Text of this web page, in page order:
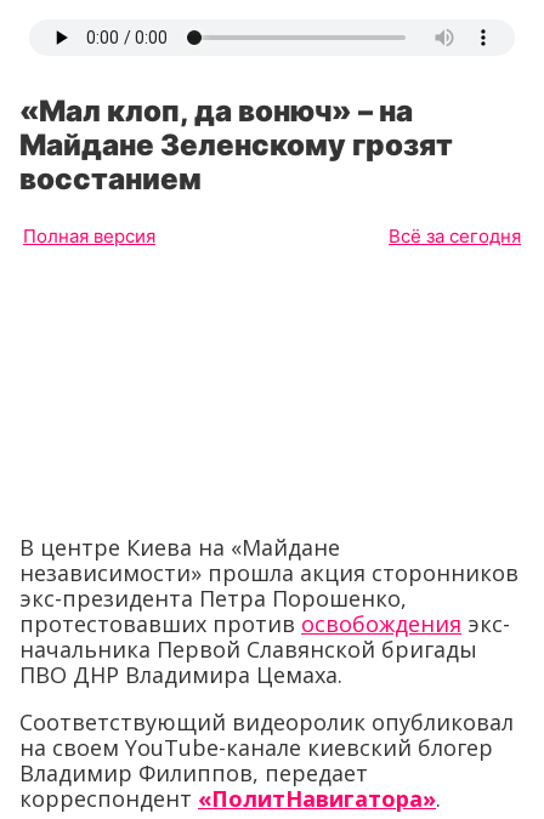
«Мал клоп, да вонюч» – на
Майдане Зеленскому грозят
восстанием
Полная версия Всё за сегодня
В центре Киева на «Майдане
независимости» прошла акция сторонников
экс-президента Петра Порошенко,
протестовавших против освобождения экс-
начальника Первой Славянской бригады
ПВО ДНР Владимира Цемаха.
Соответствующий видеоролик опубликовал
на своем YouTube-канале киевский блогер
Владимир Филиппов, передает
корреспондент «ПолитНавигатора».